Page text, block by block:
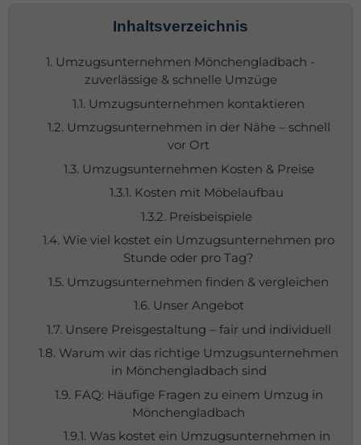
Inhaltsverzeichnis
1. Umzugsunternehmen Mönchengladbach -
zuverlässige & schnelle Umzüge
1.1. Umzugsunternehmen kontaktieren
1.2. Umzugsunternehmen in der Nähe – schnell
vor Ort
1.3. Umzugsunternehmen Kosten & Preise
1.3.1. Kosten mit Möbelaufbau
1.3.2. Preisbeispiele
1.4. Wie viel kostet ein Umzugsunternehmen pro
Stunde oder pro Tag?
1.5. Umzugsunternehmen finden & vergleichen
1.6. Unser Angebot
1.7. Unsere Preisgestaltung – fair und individuell
1.8. Warum wir das richtige Umzugsunternehmen
in Mönchengladbach sind
1.9. FAQ: Häufige Fragen zu einem Umzug in
Mönchengladbach
1.9.1. Was kostet ein Umzugsunternehmen in